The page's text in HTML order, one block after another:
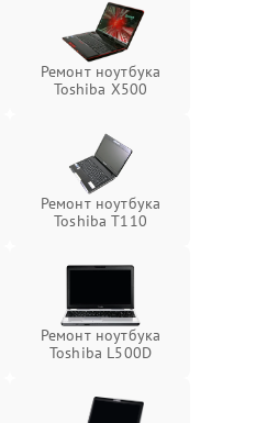
Ремонт ноутбука
Toshiba X500
Ремонт ноутбука
Toshiba T110
Ремонт ноутбука
Toshiba L500D